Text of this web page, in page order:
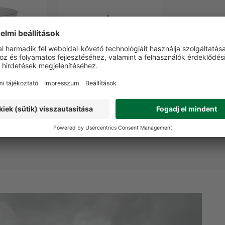
Ft 24 990 Ft